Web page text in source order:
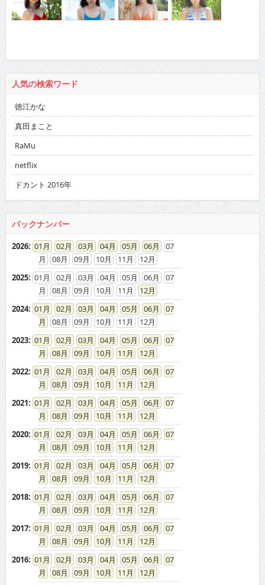
人気の検索ワード
徳江かな
真田まこと
RaMu
netflix
ドカント 2016年
バックナンバー
2026: 01 02 03 04 05 06
07
08
09 10 11
12
2025: 01 02 03 04 05 06
07
08
09 10 11
12
2024: 01 02 03 04 05 06
07
08
09 10 11
12
2023: 01 02 03 04 05 06
07
08
09 10 11
12
2022: 01 02 03 04 05 06
07
08
09 10 11
12
2021: 01 02 03 04 05 06
07
08
09 10 11
12
2020: 01 02 03 04 05 06
07
08
09 10 11
12
2019: 01 02 03 04 05 06
07
08
09 10 11
12
2018: 01 02 03 04 05 06
07
08
09 10 11
12
2017: 01 02 03 04 05 06
07
08
09 10 11
12
2016: 01 02 03 04 05 06
07
08
09 10 11
12